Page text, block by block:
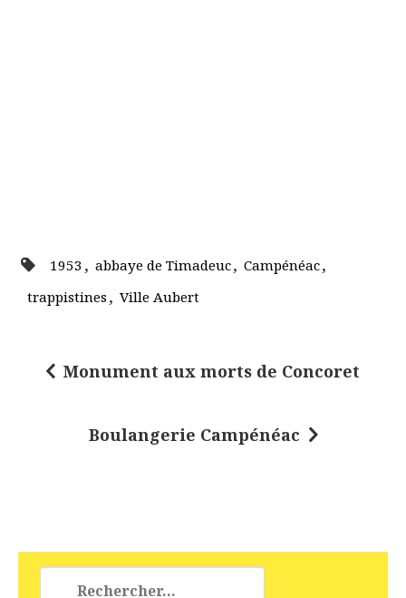
1953 , abbaye de Timadeuc, Campénéac,
trappistines , Ville Aubert
a
Monument aux morts de Concoret
Boulangerie Campénéac